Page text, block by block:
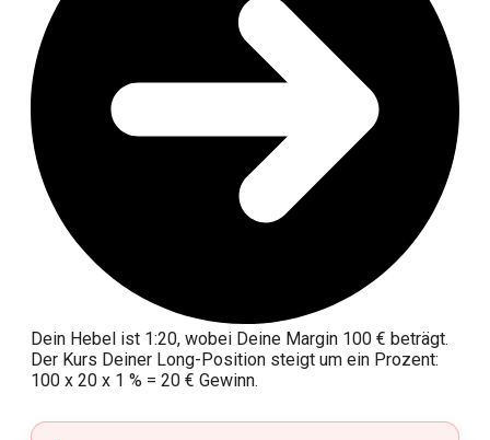
Dein Hebel ist 1:20, wobei Deine Margin 100 € beträgt.
Der Kurs Deiner Long-Position steigt um ein Prozent:
100 x 20 x 1 % = 20 € Gewinn.